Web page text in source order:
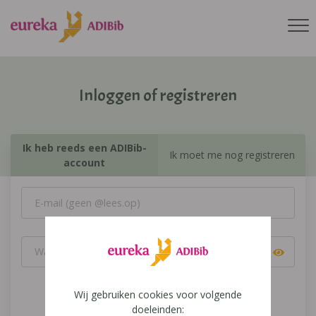
Inloggen of registreren
Ik heb reeds een ADIBib-
account
Ik moet me nog registreren
Inloggen
Wij gebruiken cookies voor volgende
doeleinden: